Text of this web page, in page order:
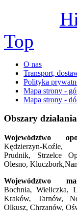
Top
O nas
Transport,
Polityka
Mapa strony -
Mapa strony -
Obszary działania
Województwo
Kędzierzyn-Koźle,
Prudnik, Strzelce
Olesno,
Województwo
Bochnia, Wieliczka,
Kraków, Tarnów,
Olkusz, Chrzanów,